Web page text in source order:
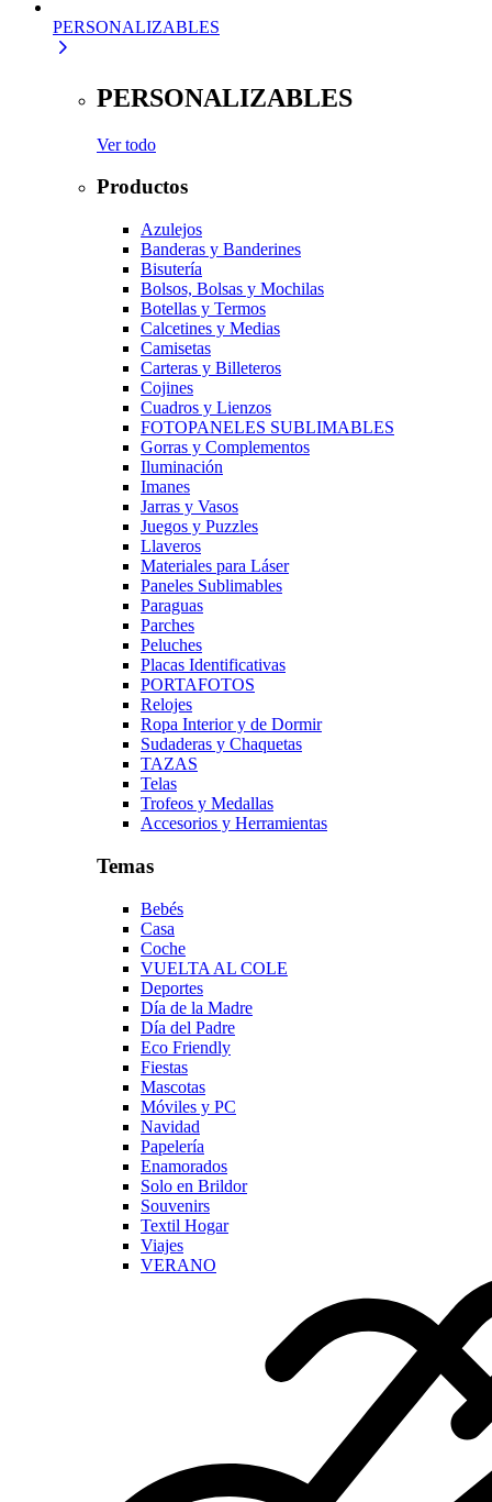
PERSONALIZABLES
PERSONALIZABLES
Ver todo
Productos
Azulejos
Banderas y Banderines
Bisutería
Bolsos, Bolsas y Mochilas
Botellas y Termos
Calcetines y Medias
Camisetas
Carteras y Billeteros
Cojines
Cuadros y Lienzos
FOTOPANELES SUBLIMABLES
Gorras y Complementos
Iluminación
Imanes
Jarras y Vasos
Juegos y Puzzles
Llaveros
Materiales para Láser
Paneles Sublimables
Paraguas
Parches
Peluches
Placas Identificativas
PORTAFOTOS
Relojes
Ropa Interior y de Dormir
Sudaderas y Chaquetas
TAZAS
Telas
Trofeos y Medallas
Accesorios y Herramientas
Temas
Bebés
Casa
Coche
VUELTA AL COLE
Deportes
Día de la Madre
Día del Padre
Eco Friendly
Fiestas
Mascotas
Móviles y PC
Navidad
Papelería
Enamorados
Solo en Brildor
Souvenirs
Textil Hogar
Viajes
VERANO